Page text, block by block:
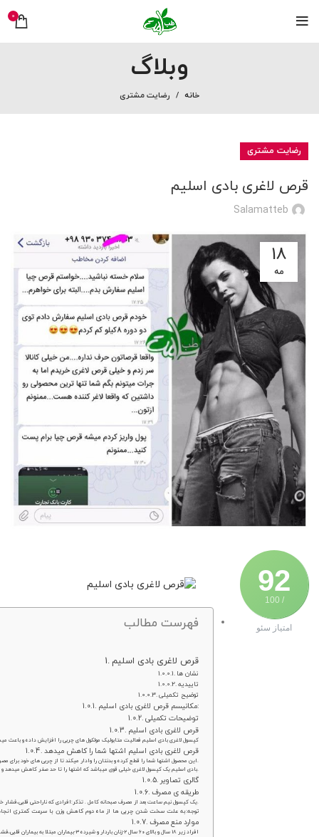
0
وبلاگ
خانه رضایت مشتری
رضایت مشتری
قرص لاغری بادی اسلیم
Salamatteb
18
مه
92
/ 100
امتیاز سئو فهرست مطالب
قرص لاغری بادی اسلیم
نشان ها
تاییدیه
توضیح تکمیلی
مکانیسم قرص لاغری بادی اسلیم:
توضیحات تکمیلی
قرص لاغری بادی اسلیم
کپسول لاغری بادی اسلیم فعالیت متابولیک مولکول های چربی را افزایش داده و باعث
قرص لاغری بادی اسلیم اشتها شما را کاهش میدهد
این محصول اشتها شما را قطع کرده و بدنتان را وادار میکند تا از چربی های خود برای مصرف روزانه استفاده کند.
بادی اسلیم یک کپسول لاغری خیلی قوی میباشد که اشتها را تا حد صفر کاهش میدهد و چربی سوز قوی میباشد.
گالری تصاویر
طریقه ی مصرف
یک کپسول نیم ساعت بعد از مصرف صبحانه کامل . تذکر:افرادی که ناراحتی قلبی،فشار خون بالا،افسردگی وآسم دارند با هماهنگی پزشک مصرف کنند.
توجه:به علت سخت شدن چربی ها از ماه دوم کاهش وزن با سرعت کمتری
موارد منع مصرف
۱-افراد زیر ۱۸ سال و بالای ۶۰ سال ۲-زنان باردار و شیرده ۳-بیماران مبتلا به بیماران قلبی،فشارخون بالا،افت فشار شدید،دیابت،کلیوی و کبدی ۴-افرادی که سکته قلبی یا مغزی داشته اند